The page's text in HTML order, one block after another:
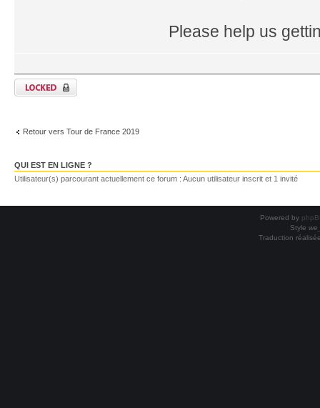
Please help us
Retour vers Tour de France 2019
QUI EST EN LIGNE ?
Utilisateur(s) parcourant actuellement ce forum : Aucun utilisateur inscrit et 1 invité
Powered by
Style
Traduction